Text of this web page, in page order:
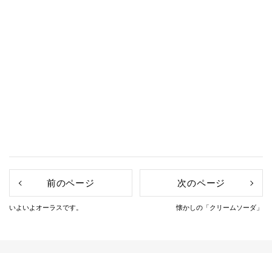
前のページ
いよいよオーラスです。
次のページ
懐かしの「クリームソーダ」